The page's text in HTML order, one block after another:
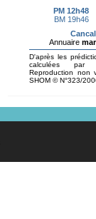
En savoir plus...
PLU Révision
Commissaire